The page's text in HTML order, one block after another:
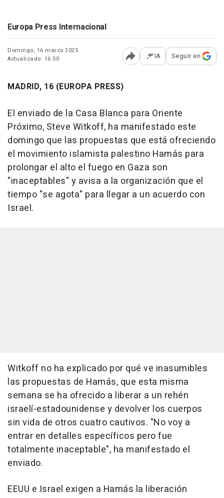
Europa Press Internacional
Domingo, 16 marzo 2025
Actualizado: 16:50
Abrir opciones para
IA Seguir en
MADRID, 16 (EUROPA PRESS)
El enviado de la Casa Blanca para Oriente
Próximo, Steve Witkoff, ha manifestado este
domingo que las propuestas que está ofreciendo
el movimiento islamista palestino Hamás para
prolongar el alto el fuego en Gaza son
"inaceptables" y avisa a la organización que el
tiempo "se agota" para llegar a un acuerdo con
Israel.
Witkoff no ha explicado por qué ve inasumibles
las propuestas de Hamás, que esta misma
semana se ha ofrecido a liberar a un rehén
israelí-estadounidense y devolver los cuerpos
sin vida de otros cuatro cautivos. "No voy a
entrar en detalles específicos pero fue
totalmente inaceptable", ha manifestado el
enviado.
EEUU e Israel exigen a Hamás la liberación